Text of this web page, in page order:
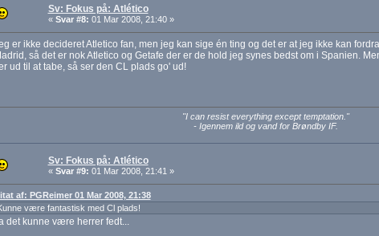
Sv: Fokus på: Atlético
« Svar #8: 01 Mar 2008, 21:40 »
er ikke decideret Atletico fan, men jeg kan sige én ting og det er at jeg ikke kan
så det er nok Atletico og Getafe der er de hold jeg synes bedst om i Spanien.
ud til at tabe, så ser den CL plads go' ud!
"I can resist everything except temptation."
- Igennem ild og vand for Brøndby IF.
Sv: Fokus på: Atlético
« Svar #9: 01 Mar 2008, 21:41 »
af: PGReimer 01 Mar 2008, 21:38
være fantastisk med Cl plads!
det kunne være herrer fedt...